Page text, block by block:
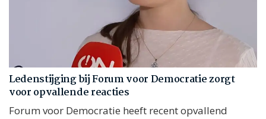
Ledenstijging bij Forum voor Democratie zorgt
voor opvallende reacties
Forum voor Democratie heeft recent opvallend